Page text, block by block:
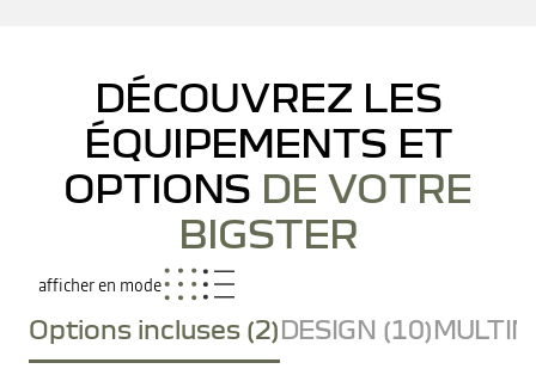
DÉCOUVREZ LES
ÉQUIPEMENTS ET
OPTIONS DE VOTRE
BIGSTER
afficher en mode
Options incluses (2)DESIGN (10)